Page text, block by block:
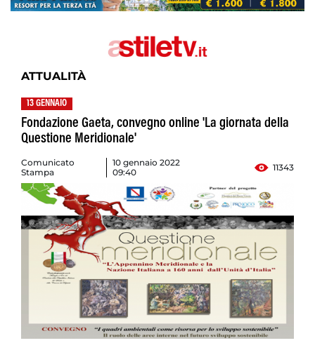
ATTUALITÀ
13 GENNAIO
Fondazione Gaeta, convegno online 'La giornata della
Questione Meridionale'
Comunicato
Stampa
10 gennaio 2022
09:40
11343